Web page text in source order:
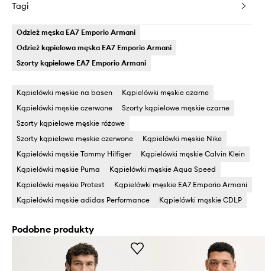
Tagi
Odzież męska EA7 Emporio Armani
Odzież kąpielowa męska EA7 Emporio Armani
Szorty kąpielowe EA7 Emporio Armani
Kąpielówki męskie na basen
Kąpielówki męskie czarne
Kąpielówki męskie czerwone
Szorty kąpielowe męskie czarne
Szorty kąpielowe męskie różowe
Szorty kąpielowe męskie czerwone
Kąpielówki męskie Nike
Kąpielówki męskie Tommy Hilfiger
Kąpielówki męskie Calvin Klein
Kąpielówki męskie Puma
Kąpielówki męskie Aqua Speed
Kąpielówki męskie Protest
Kąpielówki męskie EA7 Emporio Armani
Kąpielówki męskie adidas Performance
Kąpielówki męskie CDLP
Podobne produkty